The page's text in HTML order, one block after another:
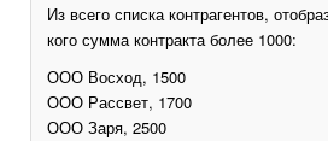
Из всего списка контрагентов,
кого сумма контракта более 1000:
ООО Восход, 1500
ООО Рассвет, 1700
ООО Заря, 2500